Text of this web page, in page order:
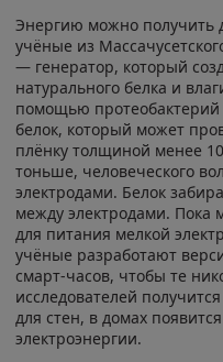
Энергию можно получить
учёные из
— генератор, который
натурального белка и
помощью
белок, который может
плёнку толщиной менее
тоньше, человеческого
электродами. Белок
между электродами. Пока
для питания мелкой
учёные разработают
смарт-часов, чтобы те
исследователей
для стен, в домах
электроэнергии.